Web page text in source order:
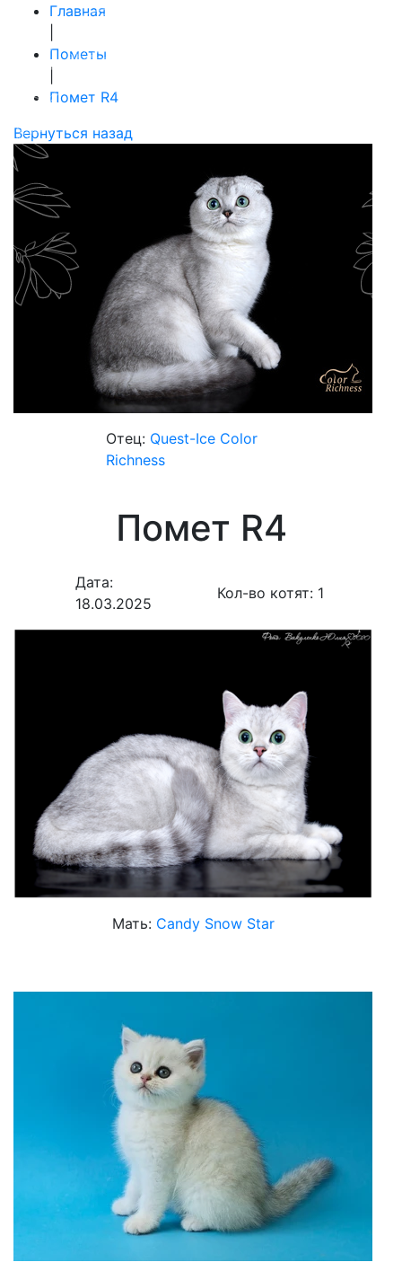
Главная
Пометы
|
Помет R4
Вернуться назад
Отец: Quest-Ice Color
Richness
Помет R4
Дата:
18.03.2025
Кол-во котят: 1
Мать: Candy Snow Star